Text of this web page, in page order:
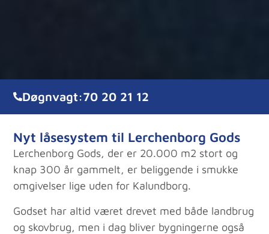
Døgnvagt:70 20 21 12
Nyt låsesystem til Lerchenborg Gods
Lerchenborg Gods, der er 20.000 m2 stort og
knap 300 år gammelt, er beliggende i smukke
omgivelser lige uden for Kalundborg.
Godset har altid været drevet med både landbrug
og skovbrug, men i dag bliver bygningerne også